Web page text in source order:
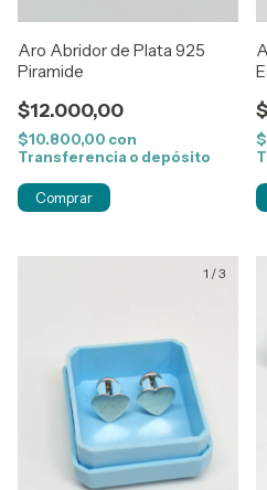
Aro Abridor de Plata 925
Piramide
$12.000,00
$10.800,00 con
Transferencia o depósito
1 /3